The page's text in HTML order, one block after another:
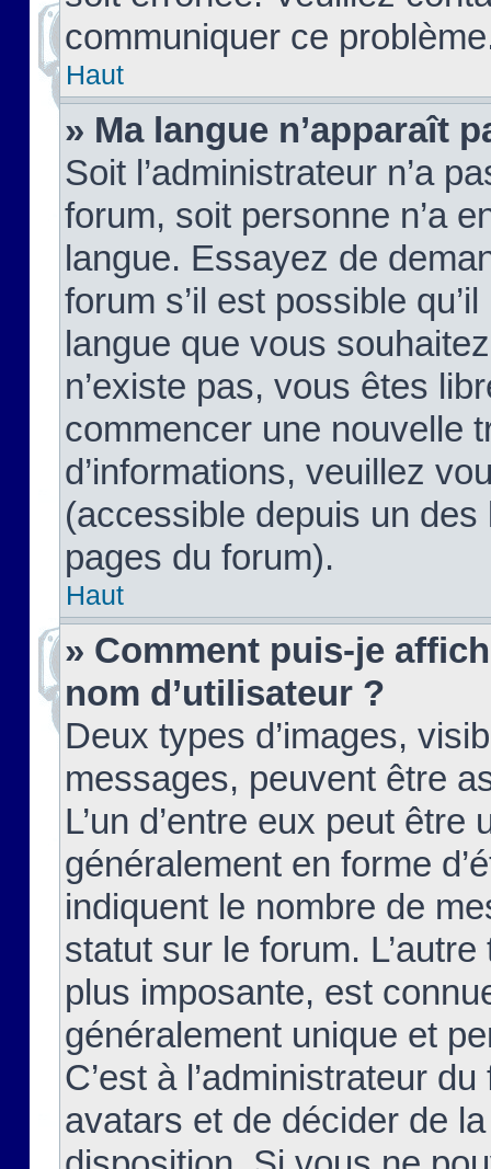
communiquer ce
Haut
» Ma langue n’apparaît
Soit l’administrateur n’a
forum, soit personne n’a
langue. Essayez de
forum s’il est possible
langue que vous
n’existe pas, vous êtes
commencer une nouvelle
d’informations, veuillez
(accessible depuis un
pages du forum).
Haut
» Comment puis-je
nom d’utilisateur ?
Deux types d’images,
messages, peuvent être
L’un d’entre eux peut
généralement en forme
indiquent le nombre de
statut sur le forum.
plus imposante, est
généralement unique et
C’est à l’administrateur
avatars et de décider de